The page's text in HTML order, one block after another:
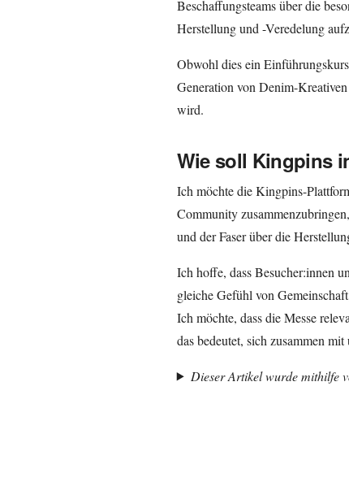
Beschaffungsteams über die
Herstellung und -Veredelung
Obwohl dies ein
Generation von Denim-
wird.
Wie soll Kingpins
Ich möchte die Kingpins-
Community
und der Faser über die
Ich hoffe, dass Besucher:innen
gleiche Gefühl von
Ich möchte, dass die Messe
das bedeutet, sich zusammen
Dieser Artikel wurde mithilfe